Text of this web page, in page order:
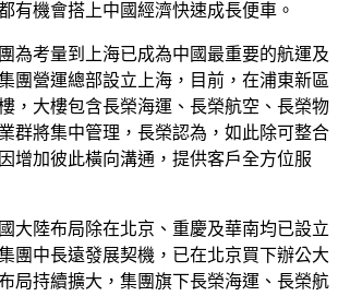
有機會搭上中國經濟快速成長便車。
為考量到上海已成為中國最重要的航運及
團營運總部設立上海，目前，在浦東新區
，大樓包含長榮海運、長榮航空、長榮物
群將集中管理，長榮認為，如此除可整合
增加彼此橫向溝通，提供客戶全方位服
大陸布局除在北京、重慶及華南均已設立
團中長遠發展契機，已在北京買下辦公大
局持續擴大，集團旗下長榮海運、長榮航